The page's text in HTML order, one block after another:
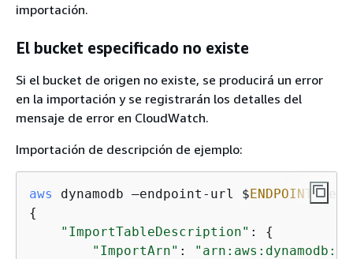
importación.
El bucket especificado no existe
Si el bucket de origen no existe, se producirá un error
en la importación y se registrarán los detalles del
mensaje de error en CloudWatch.
Importación de descripción de ejemplo:
aws dynamodb —endpoint-url $ENDPOINT
{
"ImportTableDescription" : {
"ImportArn" :